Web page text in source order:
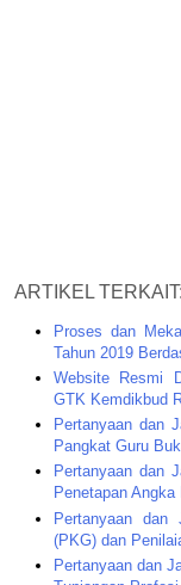
ARTIKEL TERKAIT:
Proses dan
Tahun 2019
Website Resmi
GTK Kemdikbud
Pertanyaan dan
Pangkat Guru
Pertanyaan dan
Penetapan
Pertanyaan dan
(PKG) dan
Pertanyaan dan